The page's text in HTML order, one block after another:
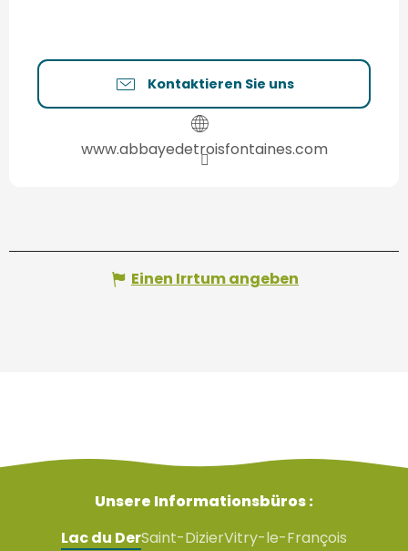
Kontaktieren Sie uns
www.abbayedetroisfontaines.com
Einen Irrtum angeben
Unsere Informationsbüros :
Lac du DerSaint-DizierVitry-le-François